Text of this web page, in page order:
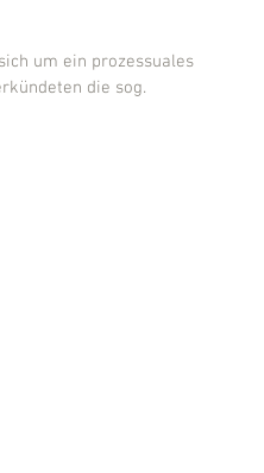
um ein prozessuales
die sog.